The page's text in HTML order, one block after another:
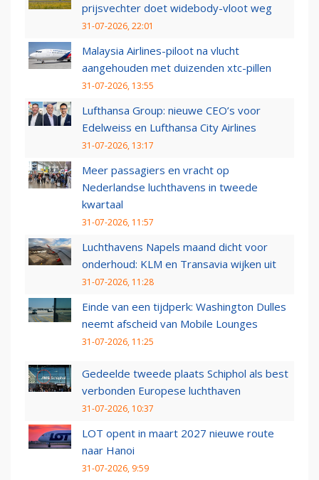
prijsvechter doet widebody-vloot weg
31-07-2026, 22:01
Malaysia Airlines-piloot na vlucht
aangehouden met duizenden xtc-pillen
31-07-2026, 13:55
Lufthansa Group: nieuwe CEO’s voor
Edelweiss en Lufthansa City Airlines
31-07-2026, 13:17
Meer passagiers en vracht op
Nederlandse luchthavens in tweede
kwartaal
31-07-2026, 11:57
Luchthavens Napels maand dicht voor
onderhoud: KLM en Transavia wijken uit
31-07-2026, 11:28
Einde van een tijdperk: Washington Dulles
neemt afscheid van Mobile Lounges
31-07-2026, 11:25
Gedeelde tweede plaats Schiphol als best
verbonden Europese luchthaven
31-07-2026, 10:37
LOT opent in maart 2027 nieuwe route
naar Hanoi
31-07-2026, 9:59